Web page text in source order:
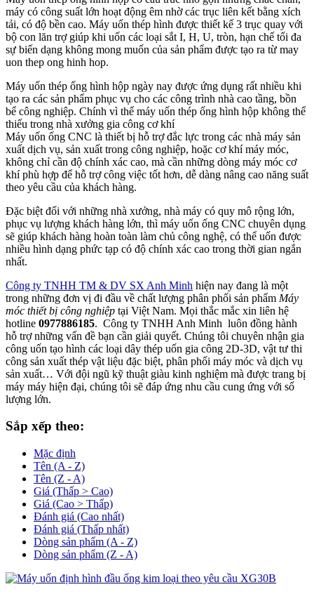
máy có công suất lớn hoạt động êm nhờ các trục liên kết bằng xích
tải, có độ bền cao. Máy uốn thép hình được thiết kế 3 trục quay với
bộ con lăn trợ giúp khi uốn các loại sắt I, H, U, tròn, hạn chế tối đa
sự biến dạng không mong muốn của sản phẩm được tạo ra từ may
uon thep ong hinh hop.
Máy uốn thép ống hình hộp ngày nay được ứng dụng rất nhiều khi
tạo ra các sản phẩm phục vụ cho các công trình nhà cao tầng, bồn
bể công nghiệp. Chính vì thế máy uốn thép ống hình hộp không thể
thiếu trong nhà xưởng gia công cơ khí
Máy uốn ống CNC là thiết bị hỗ trợ đắc lực trong các nhà máy sản
xuất dịch vụ, sản xuất trong công nghiệp, hoặc cơ khí máy móc,
không chỉ cần độ chính xác cao, mà cần những dòng máy móc cơ
khí phù hợp để hỗ trợ công việc tốt hơn, dễ dàng nâng cao năng suất
theo yêu cầu của khách hàng.
Đặc biệt đối với những nhà xưởng, nhà máy có quy mô rộng lớn,
phục vụ lượng khách hàng lớn, thì máy uốn ống CNC chuyên dụng
sẽ giúp khách hàng hoàn toàn làm chủ công nghệ, có thể uốn được
nhiều hình dạng phức tạp có độ chính xác cao trong thời gian ngắn
nhất.
Công ty TNHH TM & DV SX Anh Minh hiện nay đang là một
trong những đơn vị đi đầu về chất lượng phân phối sản phẩm Máy
móc thiết bị công nghiệp tại Việt Nam. Mọi thắc mắc xin liên hệ
hotline 0977886185. Công ty TNHH Anh Minh luôn đồng hành
hỗ trợ những vấn đề bạn cần giải quyết. Chúng tôi chuyên nhận gia
công uốn tạo hình các loại dây thép uốn gia công 2D-3D, vật tư thi
công sản xuất thép vật liệu đặc biệt, phân phối máy móc và dịch vụ
sản xuất… Với đội ngũ kỹ thuật giàu kinh nghiệm mà được trang bị
máy máy hiện đại, chúng tôi sẽ đáp ứng nhu cầu cung ứng với số
lượng lớn.
Sắp xếp theo:
Mặc định
Tên (A - Z)
Tên (Z - A)
Giá (Thấp > Cao)
Giá (Cao > Thấp)
Đánh giá (Cao nhất)
Đánh giá (Thấp nhất)
Dòng sản phẩm (A - Z)
Dòng sản phẩm (Z - A)